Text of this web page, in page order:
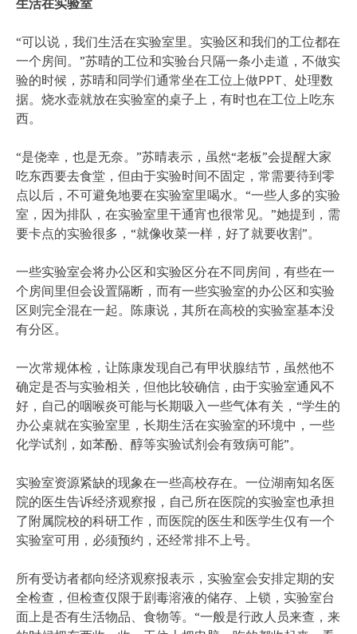
生活在实验室
“可以说，我们生活在实验室里。实验区和我们的工位都在
一个房间。”苏晴的工位和实验台只隔一条小走道，不做实
验的时候，苏晴和同学们通常坐在工位上做PPT、处理数
据。烧水壶就放在实验室的桌子上，有时也在工位上吃东
西。
“是侥幸，也是无奈。”苏晴表示，虽然“老板”会提醒大家
吃东西要去食堂，但由于实验时间不固定，常需要待到零
点以后，不可避免地要在实验室里喝水。“一些人多的实验
室，因为排队，在实验室里干通宵也很常见。”她提到，需
要卡点的实验很多，“就像收菜一样，好了就要收割”。
一些实验室会将办公区和实验区分在不同房间，有些在一
个房间里但会设置隔断，而有一些实验室的办公区和实验
区则完全混在一起。陈康说，其所在高校的实验室基本没
有分区。
一次常规体检，让陈康发现自己有甲状腺结节，虽然他不
确定是否与实验相关，但他比较确信，由于实验室通风不
好，自己的咽喉炎可能与长期吸入一些气体有关，“学生的
办公桌就在实验室里，长期生活在实验室的环境中，一些
化学试剂，如苯酚、醇等实验试剂会有致病可能”。
实验室资源紧缺的现象在一些高校存在。一位湖南知名医
院的医生告诉经济观察报，自己所在医院的实验室也承担
了附属院校的科研工作，而医院的医生和医学生仅有一个
实验室可用，必须预约，还经常排不上号。
所有受访者都向经济观察报表示，实验室会安排定期的安
全检查，但检查仅限于剧毒溶液的储存、上锁，实验室台
面上是否有生活物品、食物等。“一般是行政人员来查，来